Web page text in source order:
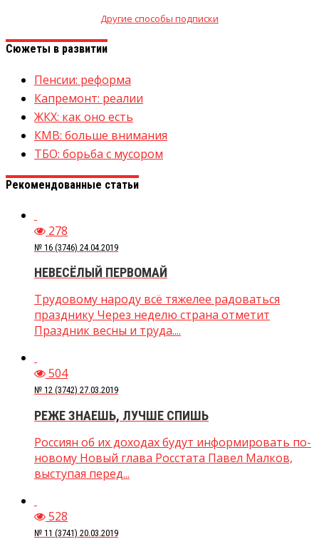
Другие способы подписки
Сюжеты в развитии
Пенсии: реформа
Капремонт: реалии
ЖКХ: как оно есть
КМВ: больше внимания
ТБО: борьба с мусором
Рекомендованные статьи
278
№ 16 (3746) 24.04.2019
НЕВЕСЁЛЫЙ ПЕРВОМАЙ
Трудовому народу всё тяжелее радоваться
празднику Через неделю страна отметит
Праздник весны и труда....
504
№ 12 (3742) 27.03.2019
РЕЖЕ ЗНАЕШЬ, ЛУЧШЕ СПИШЬ
Россиян об их доходах будут информировать по-
новому Новый глава Росстата Павел Малков,
выступая перед...
528
№ 11 (3741) 20.03.2019